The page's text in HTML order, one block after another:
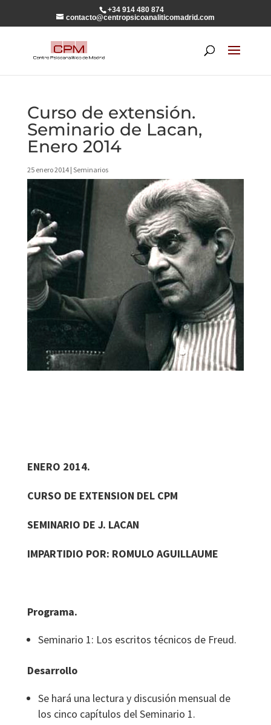
+34 914 480 874
contacto@centropsicoanaliticomadrid.com
Curso de extensión.
Seminario de Lacan,
Enero 2014
25 enero 2014| Seminarios
ENERO 2014.
CURSO DE EXTENSION DEL CPM
SEMINARIO DE J. LACAN
IMPARTIDIO POR: ROMULO AGUILLAUME
Programa.
Seminario 1: Los escritos técnicos de Freud.
Desarrollo
Se hará una lectura y discusión mensual de
los cinco capítulos del Seminario 1.